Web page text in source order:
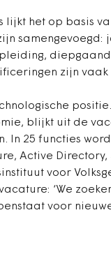
lijkt het op basis
samengevoegd:
zijn vaak
positie.
blijkt uit de
In 25 functies
Active Directory,
voor
‘We
voor